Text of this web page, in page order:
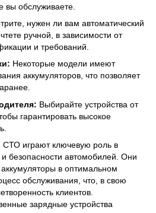
вы обслуживаете.
нужен ли вам автоматический
ручной, в зависимости от
и требований.
Некоторые модели имеют
аккумуляторов, что позволяет
Выбирайте устройства от
гарантировать высокое
СТО играют ключевую роль в
безопасности автомобилей. Они
в оптимальном
обслуживания, что, в свою
клиентов.
зарядные устройства